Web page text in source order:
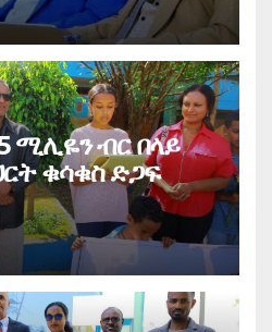
ሚሊዬን ብር በላይ
ቁሳቁስ ድጋፍ